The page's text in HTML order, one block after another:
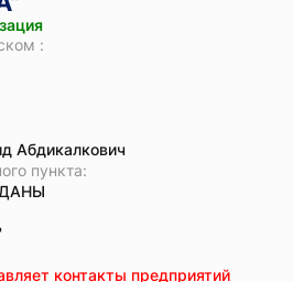
:
Абдикалкович
пункта:
контакты предприятий